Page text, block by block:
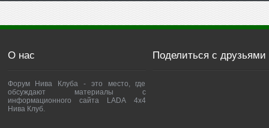
О нас
Форум Нива Клуба - это место, где
обсуждают материалы с
информационного сайта LADA 4x4
Нива Клуб.
Поделиться с друзьями